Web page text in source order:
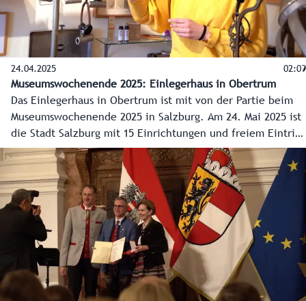
24.04.2025 02:09
Museumswochenende 2025: Einlegerhaus in Obertrum
Das Einlegerhaus in Obertrum ist mit von der Partie beim
Museumswochenende 2025 in Salzburg. Am 24. Mai 2025 ist
die Stadt Salzburg mit 15 Einrichtungen und freiem Eintritt
an der Reihe, am 25. Mai 2025 die Museen am Land mit 56
Einrichtungen, darunter eben auch das Heimatmuseum in
Obertrum.